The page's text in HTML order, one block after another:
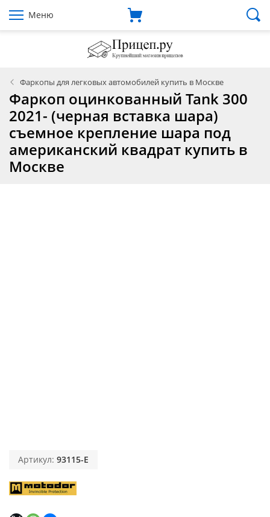
Меню
Фаркопы для легковых автомобилей купить в Москве
Фаркоп оцинкованный Tank 300
2021- (черная вставка шара)
съемное крепление шара под
американский квадрат купить в
Москве
Артикул: 93115-E